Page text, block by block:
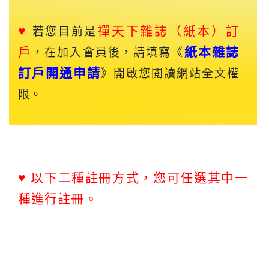
♥ 若您目前是禪天下雜誌（紙本）訂
戶 ，在加入會員後，請填寫《紙本雜誌
訂戶開通申請》開啟您閱讀網站全文權
限。
♥ 以下二種註冊方式，您可任選其中一
種進行註冊。